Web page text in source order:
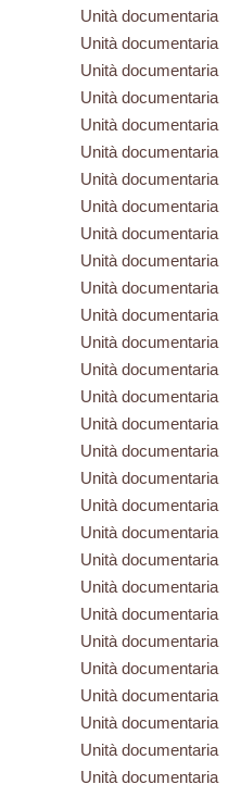
Unità documentaria
Unità documentaria
Unità documentaria
Unità documentaria
Unità documentaria
Unità documentaria
Unità documentaria
Unità documentaria
Unità documentaria
Unità documentaria
Unità documentaria
Unità documentaria
Unità documentaria
Unità documentaria
Unità documentaria
Unità documentaria
Unità documentaria
Unità documentaria
Unità documentaria
Unità documentaria
Unità documentaria
Unità documentaria
Unità documentaria
Unità documentaria
Unità documentaria
Unità documentaria
Unità documentaria
Unità documentaria
Unità documentaria